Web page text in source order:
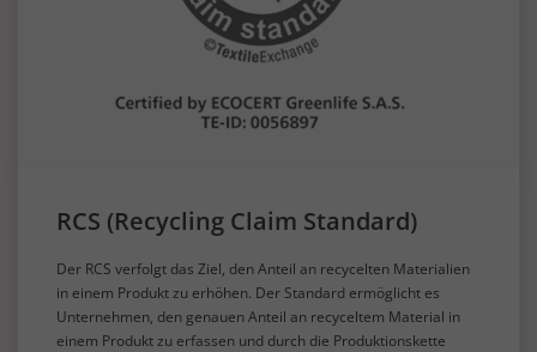
RCS (Recycling Claim Standard)
Der RCS verfolgt das Ziel, den Anteil an recycelten Materialien
in einem Produkt zu erhöhen. Der Standard ermöglicht es
Unternehmen, den genauen Anteil an recyceltem Material in
einem Produkt zu erfassen und durch die Produktionskette